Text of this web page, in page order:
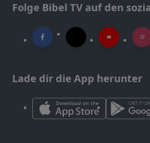
Folge Bibel TV auf den
Lade dir die App herunter